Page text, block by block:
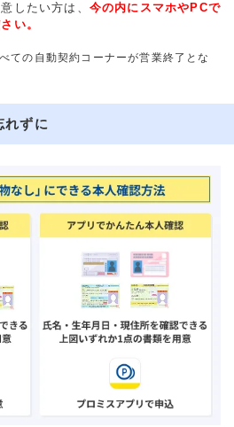
したい方は、 今の内にスマホやPCで
い。
の自動契約コーナーが営業終了とな
れずに